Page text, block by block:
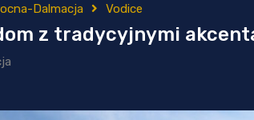
Dalmacja Vodice
z tradycyjnymi